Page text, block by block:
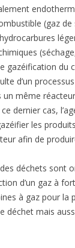
(gaz
du
d’un
même
dernier cas,
les
afin de
déchets sont
d’un gaz à
à gaz pour la
déchet mais